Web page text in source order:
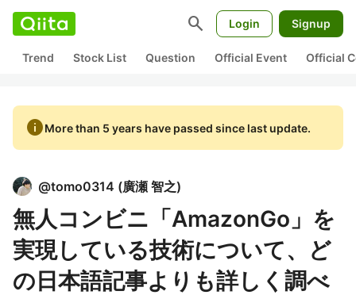
search Login Signup
Trend Stock List Question Official Event Official
infoMore than 5 years have passed since last update.
@tomo0314 (廣瀬 智之)
無人コンビニ「AmazonGo」を
実現している技術について、ど
の日本語記事よりも詳しく調べ